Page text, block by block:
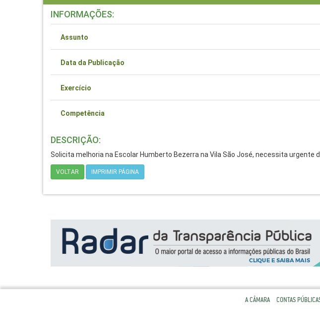
INFORMAÇÕES:
Assunto
Data da Publicação
Exercício
Competência
DESCRIÇÃO:
Solicita melhoria na Escolar Humberto Bezerra na Vila São José, necessita urgente
VOLTAR IMPRIMIR PÁGINA
A CÂMARA CONTAS